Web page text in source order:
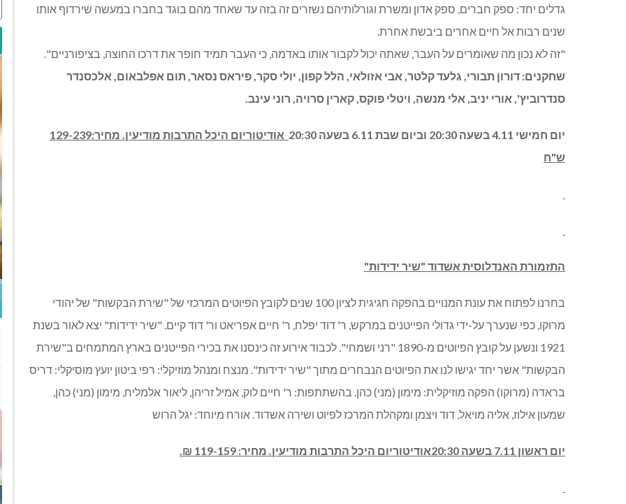
גדלים יחד: ספק חברים, ספק אדון ומשרת וגורלותיהם נשזרים זה בזה עד שאחד מהם בוגד בחברו במעשה שירדוף אותו
שנים רבות אל חיים אחרים ביבשת אחרת.
"זה לא נכון מה שאומרים על העבר, שאתה יכול לקבור אותו באדמה, כי העבר תמיד חופר את דרכו החוצה, בציפורניים".
שחקנים: דורון תבורי, גלעד קלטר, אבי אזולאי, הלל קפון, יולי סקר,פיראס נסאר,תום אפלבאום, אלכסנדר
סנדרוביץ', אורי יניב, אלי מנשה, ויטלי פוקס,קארין סרויה, רוני עינב.
יום חמישי 4.11 בשעה 20:30 וביום שבת 6.11 בשעה 20:30
אודיטוריום היכל התרבות מודיעין. מחיר:129-239
ש"ח
התזמורת האנדלוסית אשדוד "שיר ידידות"
בחרנו לפתוח את עונת המנויים בהפקה חגיגית לציון 100 שנים לקובץ הפיוטים המרכזי של "שירת הבקשות" של יהודי
מרוקו, כפי שנערך על-ידי גדולי הפייטנים במרקש, ר' דוד יפלח, ר' חיים אפריאט ור' דוד קיים. "שיר ידידות" יצא לאור בשנת
1921 ונשען על קובץ הפיוטים מ-1890 "רני ושמחי". לכבוד אירוע זה כינסנו את בכירי הפייטנים בארץ המתמחים ב"שירת
הבקשות" אשר יחד יגישו לנו את הפיוטים הנבחרים מתוך "שיר ידידות". מנצח ומנהל מוזיקלי: רפי ביטון יועץ מוסיקלי: דריס
בראדה (מרוקו) הפקה מוזיקלית: מימון (מני) כהן. בהשתתפות: ר' חיים לוק, אמיל זריהן, ליאור אלמליח, מימון (מני) כהן,
שמעון אילוז, אליה מויאל, דוד ויצמן ומקהלת המרכז לפיוט ושירה אשדוד. אורח מיוחד: יגל הרוש
יום ראשון 7.11 בשעה 20:30אודיטוריום היכל התרבות מודיעין. מחיר: 119-159 ₪.